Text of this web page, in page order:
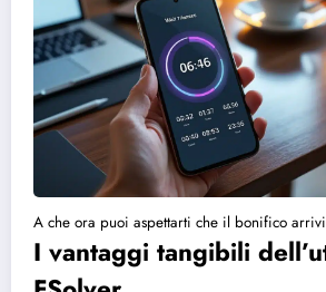
A che ora puoi aspettarti che il bonifico
I vantaggi tangibili